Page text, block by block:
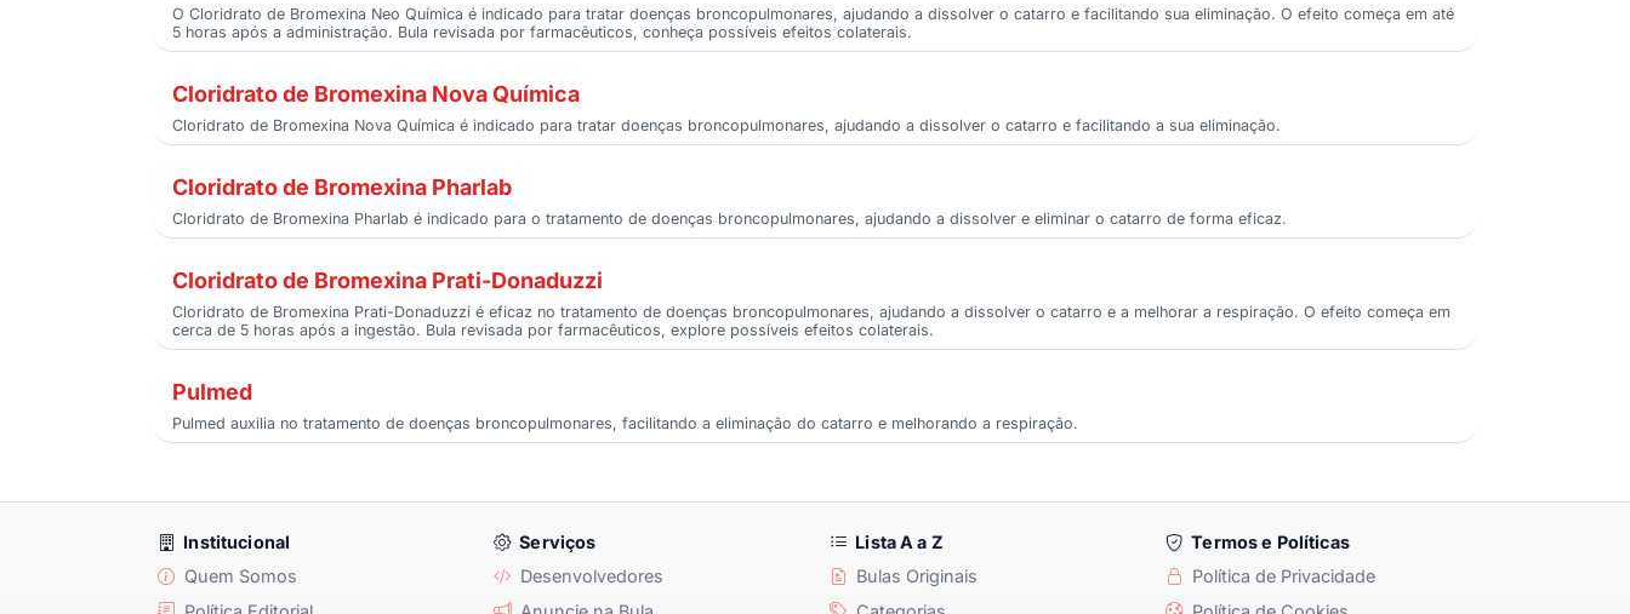
O Cloridrato de Bromexina Neo Química é indicado para tratar doenças broncopulmonares, ajudando a dissolver o catarro e facilitando sua eliminação. O efeito começa em até
5 horas após a administração. Bula revisada por farmacêuticos, conheça possíveis efeitos colaterais.
Cloridrato de Bromexina Nova Química
Cloridrato de Bromexina Nova Química é indicado para tratar doenças broncopulmonares, ajudando a dissolver o catarro e facilitando a sua eliminação.
Cloridrato de Bromexina Pharlab
Cloridrato de Bromexina Pharlab é indicado para o tratamento de doenças broncopulmonares, ajudando a dissolver e eliminar o catarro de forma eficaz.
Cloridrato de Bromexina Prati-Donaduzzi
Cloridrato de Bromexina Prati-Donaduzzi é eficaz no tratamento de doenças broncopulmonares, ajudando a dissolver o catarro e a melhorar a respiração. O efeito começa em
cerca de 5 horas após a ingestão. Bula revisada por farmacêuticos, explore possíveis efeitos colaterais.
Pulmed
Pulmed auxilia no tratamento de doenças broncopulmonares, facilitando a eliminação do catarro e melhorando a respiração.
Institucional
Quem Somos
Serviços
Desenvolvedores
Lista A a Z
Bulas Originais
Termos e Políticas
Política de Privacidade